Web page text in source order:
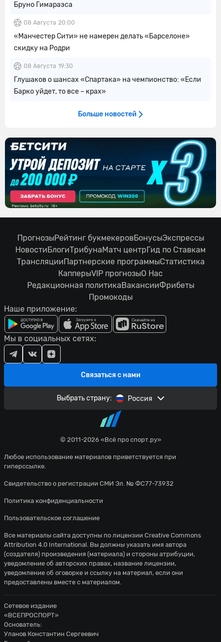
Бруно Гимараэса
08 Августа 20:00
«Манчестер Сити» не намерен делать «Барселоне»
скидку на Родри
08 Августа 19:30
Глушаков о шансах «Спартака» на чемпионство: «Если
Барко уйдет, то все – крах»
Больше новостей
© 2011-2026 «Всё про спорт.ру»
Любое использование материалов приветствуется при
гиперссылке.
Свидетельство о регистрации СМИ Эл. № ФС77-73932
Политика конфиденциальности
Пользовательское соглашение
ПрогнозыРейтинг букмекеровБонусыЭкспрессы
НовостиБлогиТрибунаМатч центрГид по Ставкам
ТрансляцииПартнерские программыСтатистика
КапперыVIP прогнозыО Нас
Редакционная политикаВакансииФрибеты
Промокоды
Наше приложение:
Связаться с нами
Мы в социальных сетях:
Выбрать страну: Россия
Все материалы сайта доступны по лицензии Creative Commons
Attribution 4.0 International. Вы должны указать имя автора
(создателя) произведения (материала) и стороны атрибуции,
уведомление об авторских правах, название лицензии,
уведомление об оговорке и ссылку на материал, если они
предоставлены вместе с материалом.
Сетевое издание
«ВСЕПРОСПОРТ»
Основатель:
Уланов Константин Сергеевич